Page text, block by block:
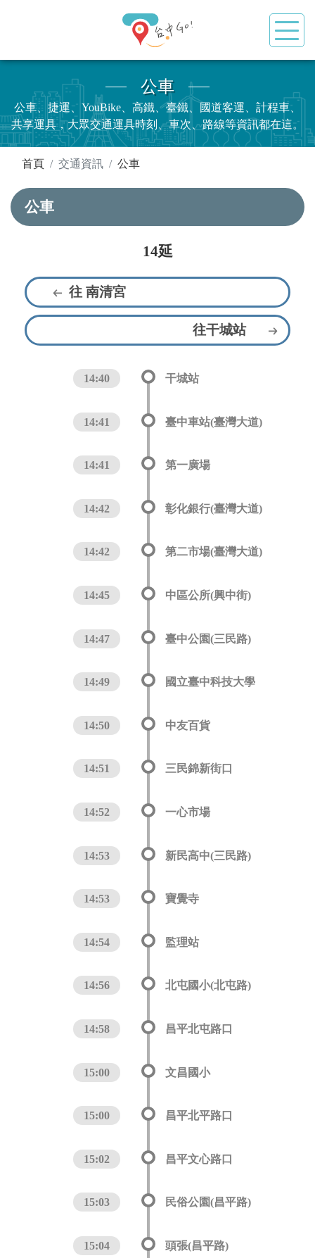
公車
公車、捷運、YouBike、高鐵、臺鐵、國道客運、計程車、
共享運具，大眾交通運具時刻、車次、路線等資訊都在這。
首頁 交通資訊 公車
公車
14延
往 南清宮
往干城站
14:40 干城站
14:41 臺中車站(臺灣大道)
14:41 第一廣場
14:42 彰化銀行(臺灣大道)
14:42 第二市場(臺灣大道)
14:45 中區公所(興中街)
14:47 臺中公園(三民路)
14:49 國立臺中科技大學
14:50 中友百貨
14:51 三民錦新街口
14:52 一心市場
14:53 新民高中(三民路)
14:53 寶覺寺
14:54 監理站
14:56 北屯國小(北屯路)
14:58 昌平北屯路口
15:00 文昌國小
15:00 昌平北平路口
15:02 昌平文心路口
15:03 民俗公園(昌平路)
15:04 頭張(昌平路)